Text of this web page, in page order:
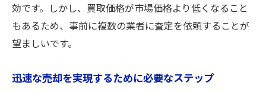
買取業者と信頼関係を築く方法
契約前に確認すべき重要事項
安心して取引を進めるための法的知識
トラブルを未然に防ぐための事前準備
効です。しかし、買取価格が市場価格より低くなること
もあるため、事前に複数の業者に査定を依頼することが
望ましいです。
迅速な売却を実現するために必要なステップ